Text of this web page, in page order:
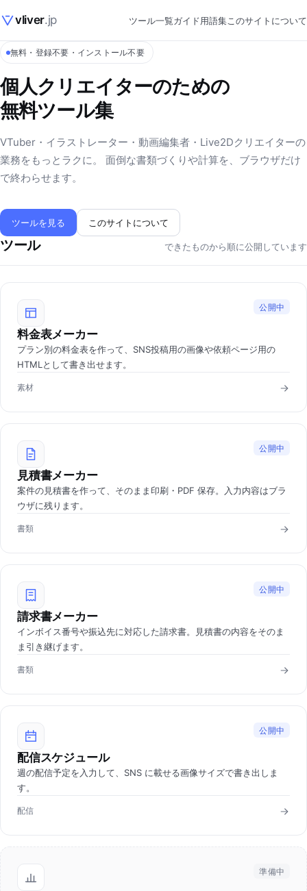
vliver.jp ツール一覧ガイド用語集このサイトについて
無料・登録不要・インストール不要
個人クリエイターのための
無料ツール集
VTuber・イラストレーター・動画編集者・Live2Dクリエイターの
業務をもっとラクに。 面倒な書類づくりや計算を、ブラウザだけ
で終わらせます。
ツールを見る このサイトについて
ツール できたものから順に公開しています
公開中
料金表メーカー
プラン別の料金表を作って、SNS投稿用の画像や依頼ページ用の
HTMLとして書き出せます。
素材
公開中
見積書メーカー
案件の見積書を作って、そのまま印刷・PDF 保存。入力内容はブラ
ウザに残ります。
書類
公開中
請求書メーカー
インボイス番号や振込先に対応した請求書。見積書の内容をそのま
ま引き継げます。
書類
公開中
配信スケジュール
週の配信予定を入力して、SNS に載せる画像サイズで書き出しま
す。
配信
準備中